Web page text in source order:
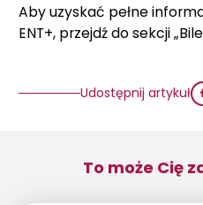
Aby uzyskać pełne
ENT+, przejdź do sekcji
Udostępnij artykuł
To może Cię